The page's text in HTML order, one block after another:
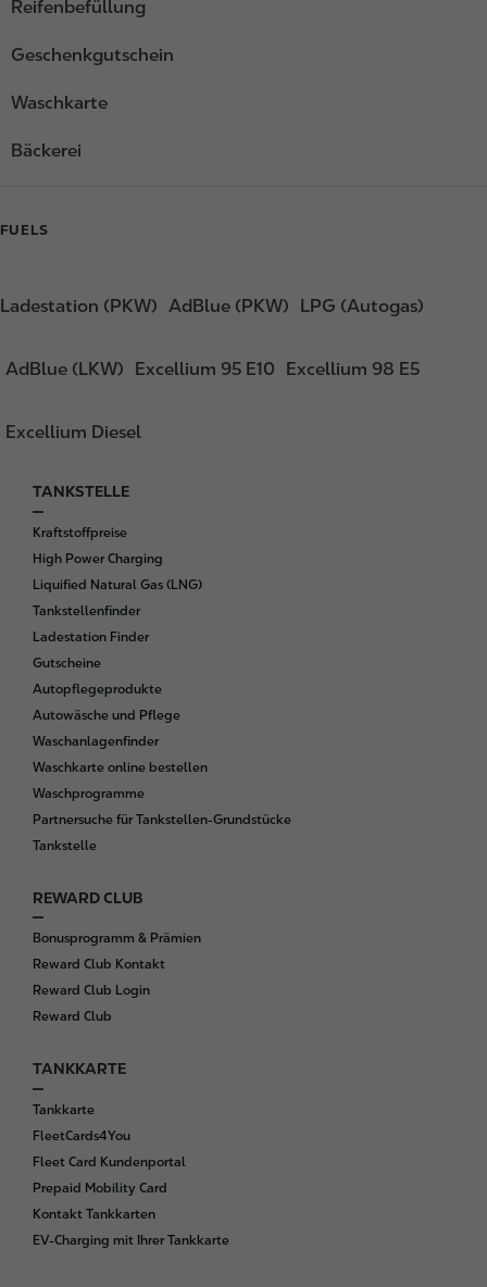
Reifenbefüllung
Geschenkgutschein
Waschkarte
Bäckerei
FUELS
Ladestation (PKW) AdBlue (PKW) LPG (Autogas)
AdBlue (LKW) Excellium 95 E10 Excellium 98 E5
Excellium Diesel
F
o
o
t
e
r
TANKSTELLE
Kraftstoffpreise
High Power Charging
Liquified Natural Gas (LNG)
Tankstellenfinder
Ladestation Finder
Gutscheine
Autopflegeprodukte
Autowäsche und Pflege
Waschanlagenfinder
Waschkarte online bestellen
Waschprogramme
Partnersuche für Tankstellen-Grundstücke
Tankstelle
REWARD CLUB
Bonusprogramm & Prämien
Reward Club Kontakt
Reward Club Login
Reward Club
TANKKARTE
Tankkarte
FleetCards4You
Fleet Card Kundenportal
Prepaid Mobility Card
Kontakt Tankkarten
EV-Charging mit Ihrer Tankkarte